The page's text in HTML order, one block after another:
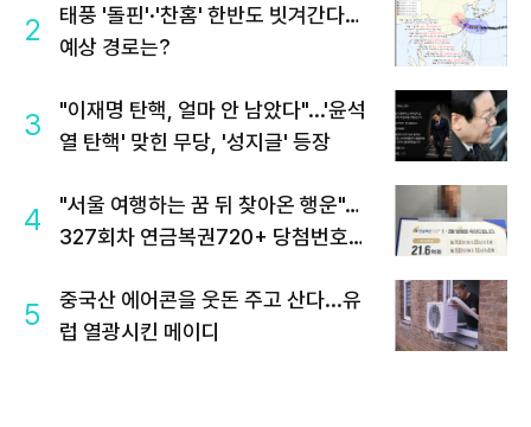
2
태풍 '돌핀'·'찬홈' 한반도 빗겨간다…
예상 경로는?
3
"이재명 탄핵, 얼마 안 남았다"...'윤석
열 탄핵' 맞힌 무당, '성지글' 등장
4
"서울 여행하는 꿈 뒤 찾아온 행운"…
327회차 연금복권720+ 당첨번호조
5
중국산 에어콘을 웃돈 주고 산다...유
럽 열광시킨 메이디